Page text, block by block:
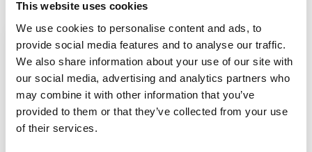
This website uses cookies
We use cookies to personalise content and ads, to
provide social media features and to analyse our traffic.
We also share information about your use of our site with
our social media, advertising and analytics partners who
may combine it with other information that you’ve
provided to them or that they’ve collected from your use
of their services.